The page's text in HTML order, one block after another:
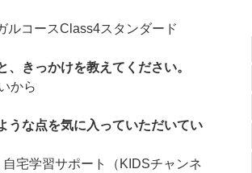
ルコースClass4スタンダード
きっかけを教えてください。
から
うな点を気に入っていただいてい
宅学習サポート（KIDSチャンネ